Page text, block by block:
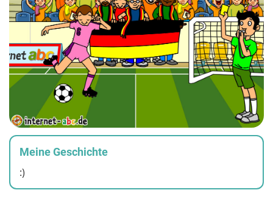
Meine Geschichte
:)